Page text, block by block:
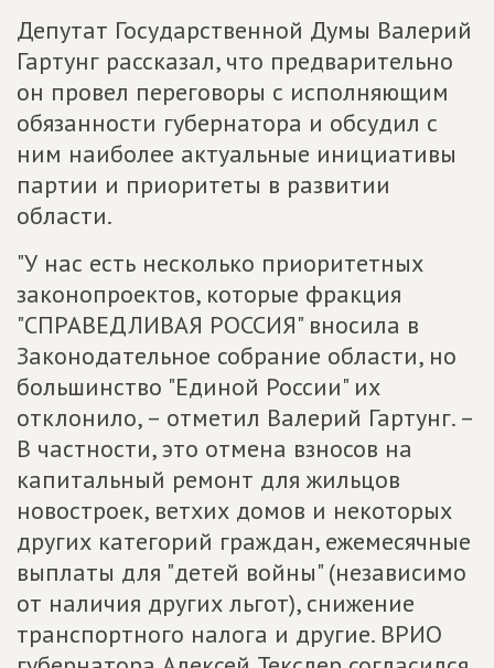
Депутат Государственной Думы Валерий
Гартунг рассказал, что предварительно
он провел переговоры с исполняющим
обязанности губернатора и обсудил с
ним наиболее актуальные инициативы
партии и приоритеты в развитии
области.
"У нас есть несколько приоритетных
законопроектов, которые фракция
"СПРАВЕДЛИВАЯ РОССИЯ" вносила в
Законодательное собрание области, но
большинство "Единой России" их
отклонило, – отметил Валерий Гартунг. –
В частности, это отмена взносов на
капитальный ремонт для жильцов
новостроек, ветхих домов и некоторых
других категорий граждан, ежемесячные
выплаты для "детей войны" (независимо
от наличия других льгот), снижение
транспортного налога и другие. ВРИО